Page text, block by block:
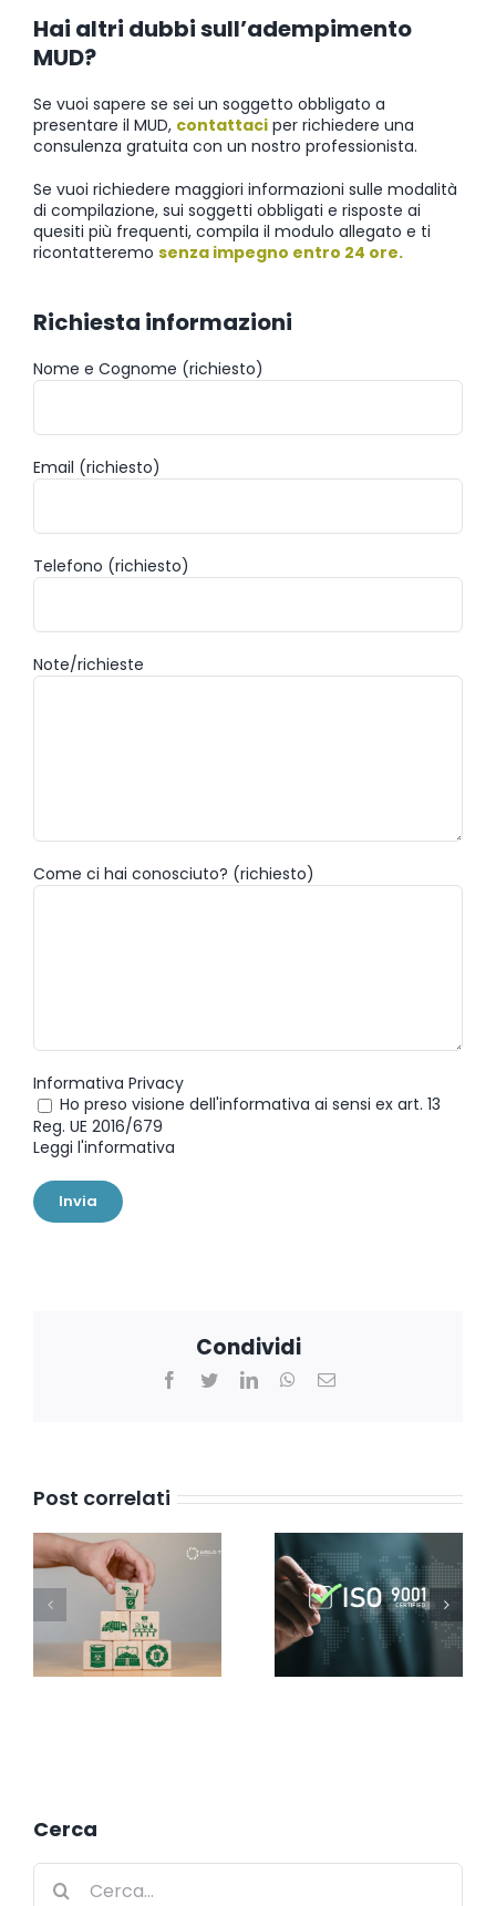
Hai altri dubbi sull’adempimento
MUD?
Se vuoi sapere se sei un soggetto obbligato a
presentare il MUD, contattaci per richiedere una
consulenza gratuita con un nostro professionista.
Se vuoi richiedere maggiori informazioni sulle modalità
di compilazione, sui soggetti obbligati e risposte ai
quesiti più frequenti, compila il modulo allegato e ti
ricontatteremo senza impegno entro 24 ore.
Richiesta informazioni
Nome e Cognome (richiesto)
Email (richiesto)
Telefono (richiesto)
Note/richieste
Come ci hai conosciuto? (richiesto)
Informativa Privacy
Ho preso visione dell'informativa ai sensi ex art. 13
Reg. UE 2016/679
Leggi l'informativa
Condividi
Facebook
TwitterLinkedInWhatsApp
Email
Post correlati
Cerca
Cerca
per: